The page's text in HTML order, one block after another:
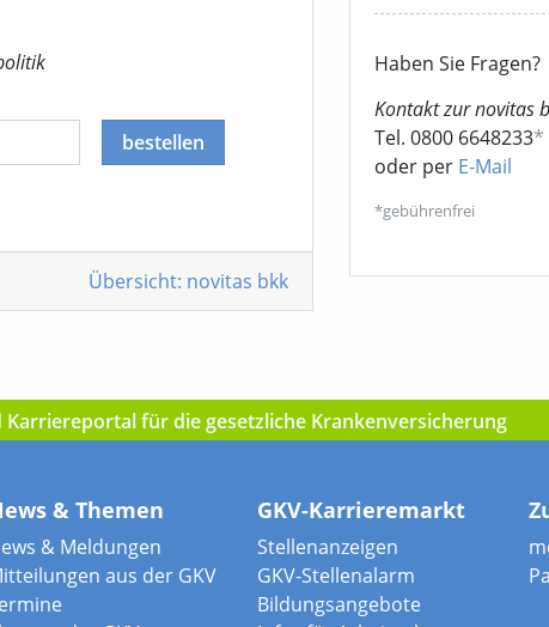
bestellen
Übersicht: novitas bkk
Haben Sie Fragen?
Kontakt zur novitas
Tel. 0800 6648233*
oder per E-Mail
*gebührenfrei
für die gesetzliche Krankenversicherung
& Themen
& Meldungen
aus der GKV
GKV-Karrieremarkt
Stellenanzeigen
GKV-Stellenalarm
Bildungsangebote